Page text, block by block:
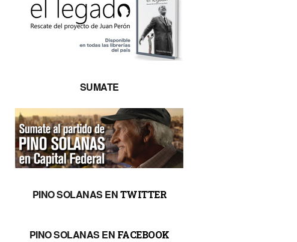
SUMATE
PINO SOLANAS ENTWITTER
PINO SOLANAS EN FACEBOOK